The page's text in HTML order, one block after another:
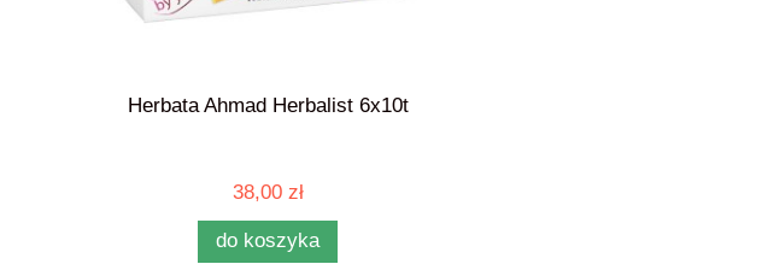
Herbata Ahmad Herbalist 6x10t
38,00 zł
do koszyka